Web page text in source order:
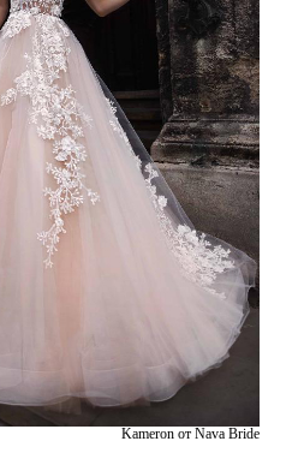
Kameron от Nava Bride